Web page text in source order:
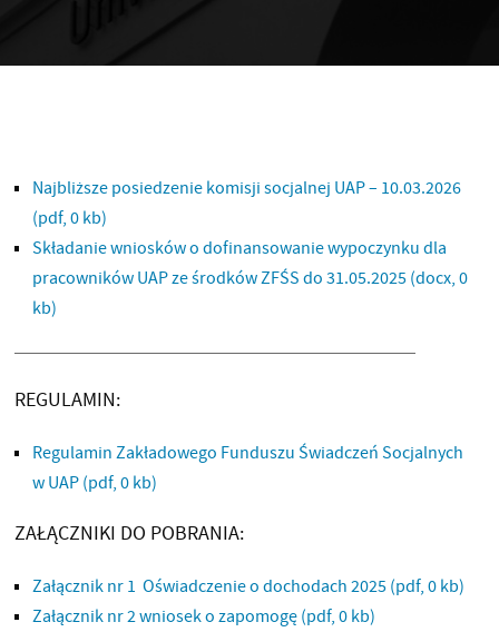
Najbliższe posiedzenie komisji socjalnej UAP – 10.03.2026
(pdf, 0 kb)
Składanie wniosków o dofinansowanie wypoczynku dla
pracowników UAP ze środków ZFŚS do 31.05.2025 (docx, 0
kb)
REGULAMIN:
Regulamin Zakładowego Funduszu Świadczeń Socjalnych
w UAP (pdf, 0 kb)
ZAŁĄCZNIKI DO POBRANIA:
Załącznik nr 1 Oświadczenie o dochodach 2025 (pdf, 0 kb)
Załącznik nr 2 wniosek o zapomogę (pdf, 0 kb)